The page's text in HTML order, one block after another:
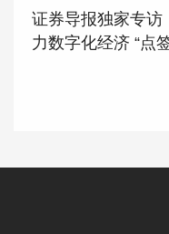
证券导报独家专访
力数字化经济 “点